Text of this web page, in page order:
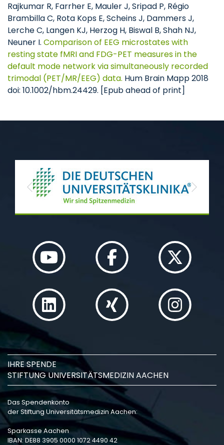
Rajkumar R, Farrher E, Mauler J, Sripad P, Régio
Brambilla C, Rota Kops E, Scheins J, Dammers J,
Lerche C, Langen KJ, Herzog H, Biswal B, Shah NJ,
Neuner I. Comparison of EEG microstates with
resting state fMRI and FDG-PET measures in the
default mode network via simultaneously recorded
trimodal (PET/MR/EEG) data. Hum Brain Mapp 2018
doi: 10.1002/hbm.24429. [Epub ahead of print]
Previous Next
IHRE SPENDE
STIFTUNG UNIVERSITÄTSMEDIZIN AACHEN
Das Spendenkonto
der Stiftung Universitätsmedizin Aachen:
Sparkasse Aachen
IBAN: DE88 3905 0000 1072 4490 42